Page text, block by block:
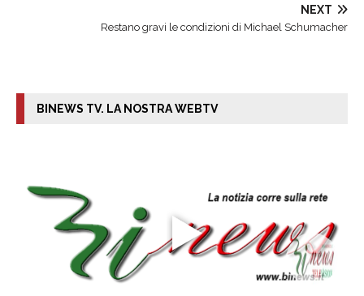
NEXT
Restano gravi le condizioni di Michael Schumacher
BINEWS TV. LA NOSTRA WEBTV